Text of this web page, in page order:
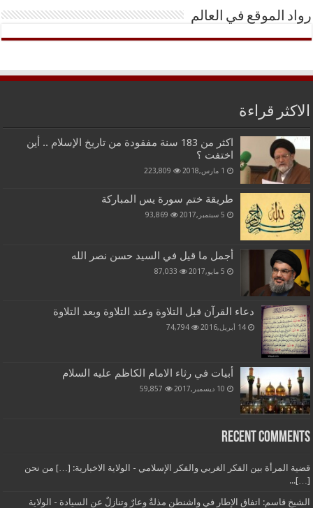
رواد الموقع في العالم
الاكثر قراءة
اكثر من 183 سنة مفقودة من تاريخ الإسلام .. أين
اختفت ؟
1 مارس,2018 223,809
طريقة ختم سورة يس المباركة
5 سبتمبر,2017 93,869
أجمل ما قيل في السيد حسن نصر الله
5 مايو,2017 87,033
دعاء القرآن قبل التلاوة وعند التلاوة وبعد التلاوة
14 أبريل,2016 74,794
أبيات في رثاء الامام الكاظم عليه السلام
10 ديسمبر,2017 59,857
Recent Comments
قضية المرأة بين الفكر الغربي والفكر الإسلامي - الولاية الاخبارية: […] من نحن
[…]...
الشيخ قاسم: اتفاق الإطار في واشنطن مذلةٌ وعارٌ وتنازلٌ عن السيادة - الولاية